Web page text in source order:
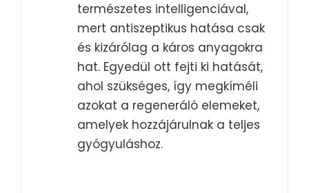
természetes intelligenciával,
mert antiszeptikus hatása csak
és kizárólag a káros anyagokra
hat. Egyedül ott fejti ki hatását,
ahol szükséges, így megkíméli
azokat a regeneráló elemeket,
amelyek hozzájárulnak a teljes
gyógyuláshoz.